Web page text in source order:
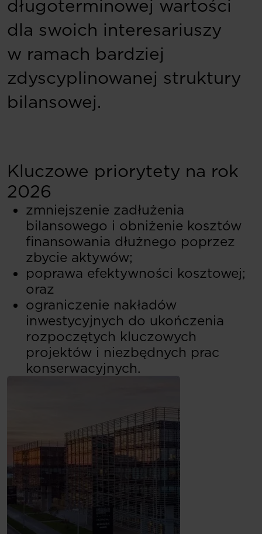
długoterminowej wartości
dla swoich interesariuszy
w ramach bardziej
zdyscyplinowanej struktury
bilansowej.
Kluczowe priorytety na rok
2026
zmniejszenie zadłużenia
bilansowego i obniżenie kosztów
finansowania dłużnego poprzez
zbycie aktywów;
poprawa efektywności kosztowej;
oraz
ograniczenie nakładów
inwestycyjnych do ukończenia
rozpoczętych kluczowych
projektów i niezbędnych prac
konserwacyjnych.